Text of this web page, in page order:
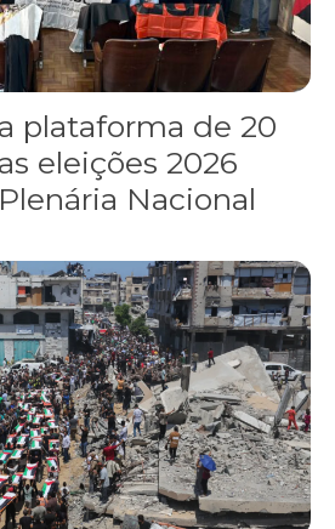
plataforma de 20
eleições 2026
Nacional
de 112 pessoas assassinadas por